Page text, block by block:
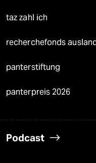
taz zahl ich
recherchefonds
panterstiftung
panterpreis 2026
Podcast